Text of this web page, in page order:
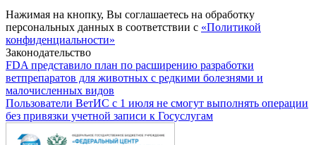
Нажимая на кнопку, Вы соглашаетесь на обработку
персональных данных в соответствии с «Политикой
конфиденциальности»
Законодательство
FDA представило план по расширению разработки
ветпрепаратов для животных с редкими болезнями и
малочисленных видов
Пользователи ВетИС с 1 июля не смогут выполнять операции
без привязки учетной записи к Госуслугам